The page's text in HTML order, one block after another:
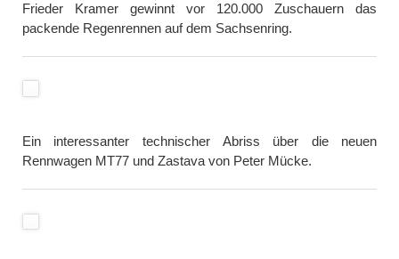
Frieder Kramer gewinnt vor 120.000 Zuschauern das
packende Regenrennen auf dem Sachsenring.
Ein interessanter technischer Abriss über die neuen
Rennwagen MT77 und Zastava von Peter Mücke.